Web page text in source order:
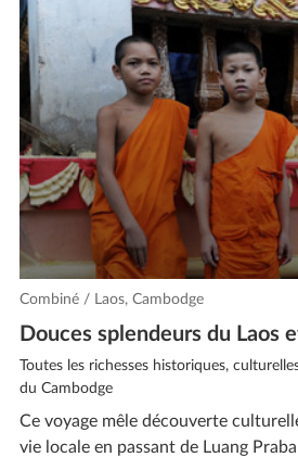
Combiné / Laos, Cambodge
Douces splendeurs du Laos
Toutes les richesses historiques,
du Cambodge
Ce voyage mêle découverte
vie locale en passant de Luang